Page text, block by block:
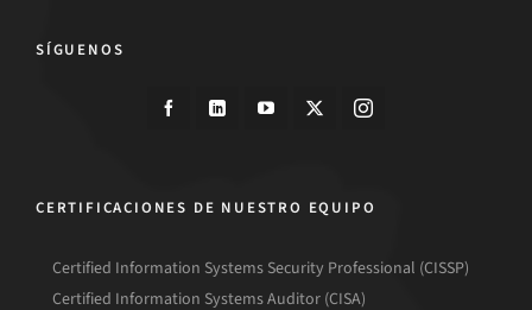
SÍGUENOS
CERTIFICACIONES DE NUESTRO EQUIPO
Certified Information Systems Security Professional (CISSP)
Certified Information Systems Auditor (CISA)